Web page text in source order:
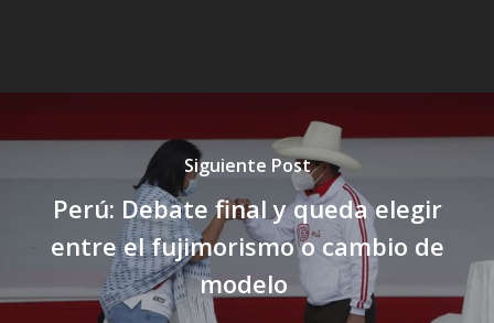
Siguiente Post
Perú: Debate final y queda elegir
entre el fujimorismo o cambio de
modelo